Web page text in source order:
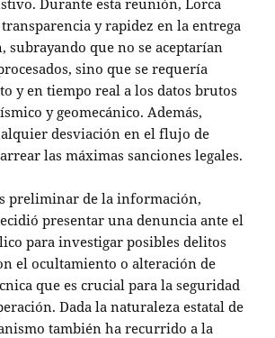
y rapidez en la entrega
subrayando que no se aceptarían
sino que se requería
y en tiempo real a los datos brutos
y geomecánico. Además,
desviación en el flujo de
las máximas sanciones legales.
preliminar de la información,
presentar una denuncia ante el
para investigar posibles delitos
el ocultamiento o alteración de
que es crucial para la seguridad
Dada la naturaleza estatal de
también ha recurrido a la